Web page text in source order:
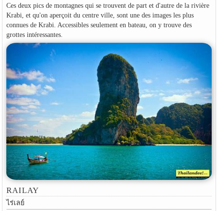
Ces deux pics de montagnes qui se trouvent de part et d'autre de la rivière
Krabi, et qu'on aperçoit du centre ville, sont une des images les plus
connues de Krabi. Accessibles seulement en bateau, on y trouve des
grottes intéressantes.
RAILAY
ไร่เลย์